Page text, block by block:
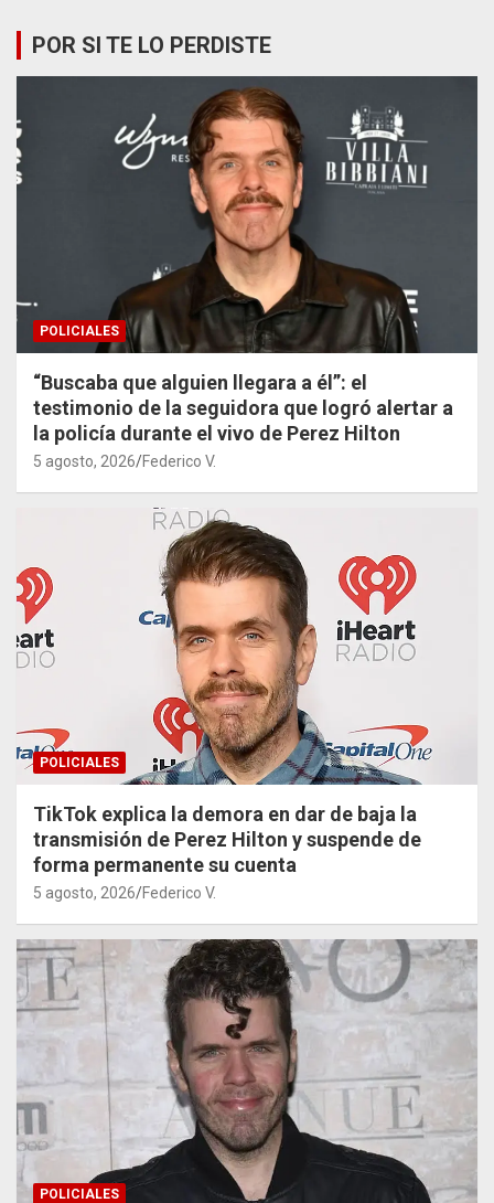
POR SI TE LO PERDISTE
POLICIALES
“Buscaba que alguien llegara a él”: el
testimonio de la seguidora que logró alertar a
la policía durante el vivo de Perez Hilton
5 agosto, 2026 Federico V.
POLICIALES
TikTok explica la demora en dar de baja la
transmisión de Perez Hilton y suspende de
forma permanente su cuenta
5 agosto, 2026 Federico V.
POLICIALES